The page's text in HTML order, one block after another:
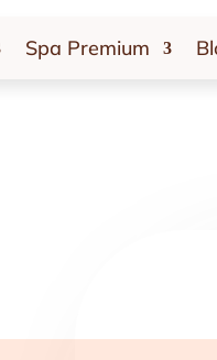
Spa Premium